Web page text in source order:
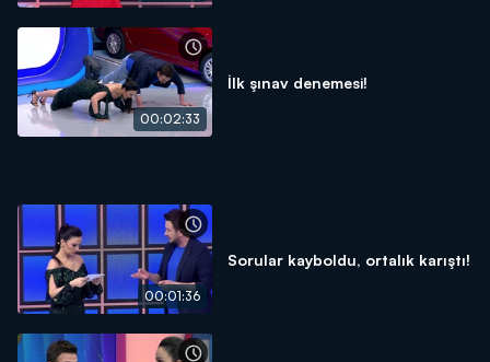
00:02:33
İlk şınav denemesi!
00:01:36
Sorular kayboldu, ortalık karıştı!